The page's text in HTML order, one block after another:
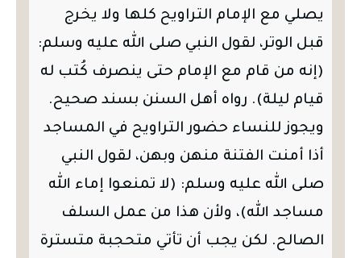
يصلي مع الإمام التراويح كلها ولا يخرج
قبل الوتر، لقول النبي صلى الله عليه وسلم:
(إنه من قام مع الإمام حتى ينصرف كُتب له
قيام ليلة). رواه أهل السنن بسند صحيح.
ويجوز للنساء حضور التراويح في المساجد
أذا أمنت الفتنة منهن وبهن، لقول النبي
صلى الله عليه وسلم: (لا تمنعوا إماء الله
مساجد الله)، ولأن هذا من عمل السلف
الصالح. لكن يجب أن تأتي متحجبة متسترة